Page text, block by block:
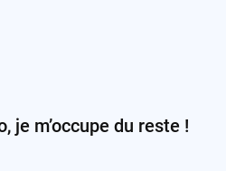
je m’occupe du reste !